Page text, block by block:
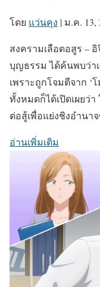
โดย แว่นคุง | ม.ค. 13,
สงครามเลือดอสูร –
บุญธรรม ได้ค้นพบว่า
เพราะถูกโจมตีจาก ‘
ทั้งหมดก็ได้เปิดเผยว่
ต่อสู้เพื่อแย่งชิงอำนา
อ่านเพิ่มเติม